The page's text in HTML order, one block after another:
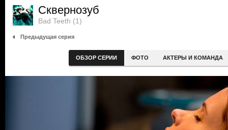
Сквернозуб
Bad Teeth (1)
Предыдущая серия
ОБЗОР СЕРИИ ФОТО АКТЕРЫ И КОМАНДА